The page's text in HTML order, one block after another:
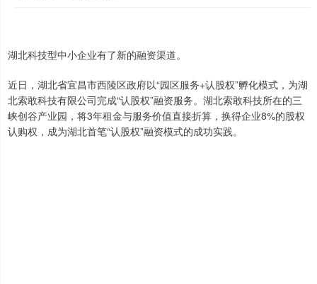
湖北科技型中小企业有了新的融资渠道。
近日，湖北省宜昌市西陵区政府以“园区服务+认股权”孵化模式，为湖
北索敢科技有限公司完成“认股权”融资服务。湖北索敢科技所在的三
峡创谷产业园，将3年租金与服务价值直接折算，换得企业8%的股权
认购权，成为湖北首笔“认股权”融资模式的成功实践。